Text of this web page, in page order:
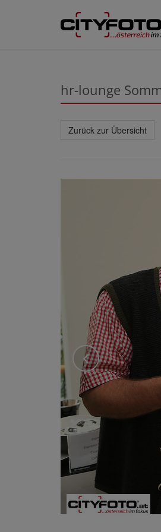
hr-lounge
Zurück zur Übersicht